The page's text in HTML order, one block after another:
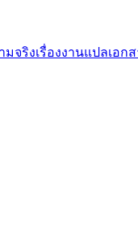
มจริงเรื่องงานแปลเอกส